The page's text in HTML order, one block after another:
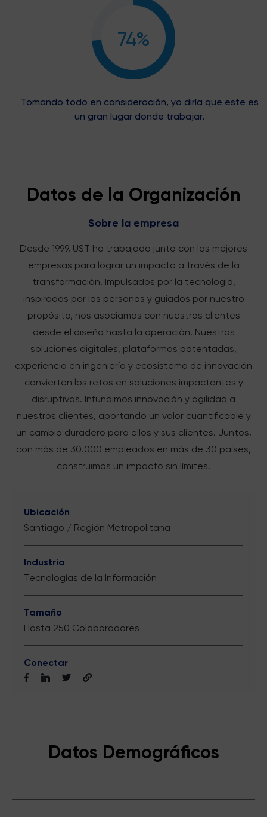
74%
Tomando todo en consideración, yo diría que este es
un gran lugar donde trabajar.
Datos de la Organización
Sobre la empresa
Desde 1999, UST ha trabajado junto con las mejores
empresas para lograr un impacto a través de la
transformación. Impulsados por la tecnología,
inspirados por las personas y guiados por nuestro
propósito, nos asociamos con nuestros clientes
desde el diseño hasta la operación. Nuestras
soluciones digitales, plataformas patentadas,
experiencia en ingeniería y ecosistema de innovación
convierten los retos en soluciones impactantes y
disruptivas. Infundimos innovación y agilidad a
nuestros clientes, aportando un valor cuantificable y
un cambio duradero para ellos y sus clientes. Juntos,
con más de 30.000 empleados en más de 30 países,
construimos un impacto sin límites.
Ubicación
Santiago / Región Metropolitana
Industria
Tecnologías de la Información
Tamaño
Hasta 250 Colaboradores
Conectar
Datos Demográficos